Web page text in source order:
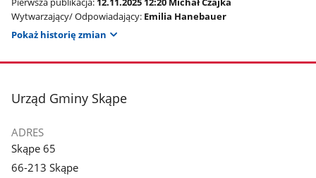
Wytwarzający/ Odpowiadający: Emilia Hanebauer
Pokaż historię zmian
stopka
Urząd Gminy Skąpe
ADRES
Skąpe 65
66-213 Skąpe